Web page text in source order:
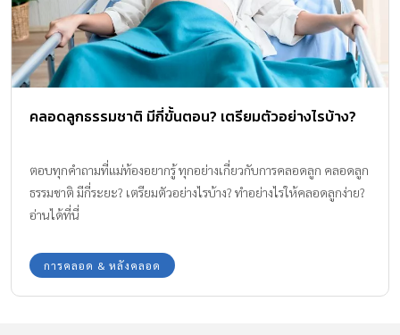
คลอดลูกธรรมชาติ มีกี่ขั้นตอน? เตรียมตัวอย่างไรบ้าง?
ตอบทุกคำถามที่แม่ท้องอยากรู้ ทุกอย่างเกี่ยวกับการคลอดลูก คลอดลูก
ธรรมชาติ มีกี่ระยะ? เตรียมตัวอย่างไรบ้าง? ทำอย่างไรให้คลอดลูกง่าย?
อ่านได้ที่นี่
การคลอด & หลังคลอด